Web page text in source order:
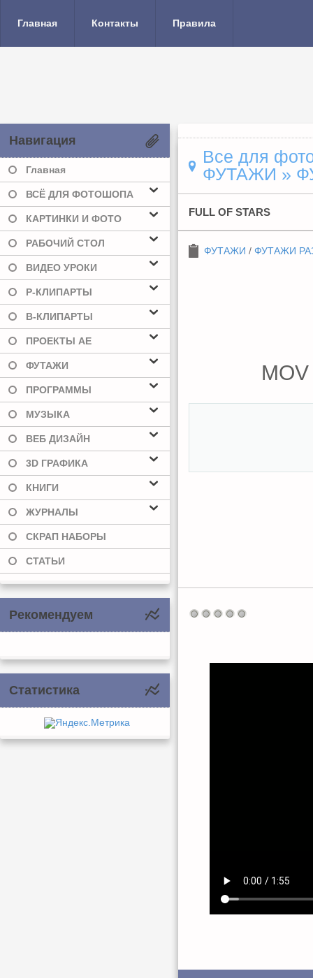
Главная Контакты Правила
Навигация
Главная
ВСЁ ДЛЯ ФОТОШОПА
КАРТИНКИ И ФОТО
РАБОЧИЙ СТОЛ
ВИДЕО УРОКИ
Р-КЛИПАРТЫ
В-КЛИПАРТЫ
ПРОЕКТЫ AE
ФУТАЖИ
ПРОГРАММЫ
МУЗЫКА
ВЕБ ДИЗАЙН
3D ГРАФИКА
КНИГИ
ЖУРНАЛЫ
СКРАП НАБОРЫ
СТАТЬИ
Рекомендуем
Статистика
Все для
ФУТАЖИ »
FULL OF STARS
ФУТАЖИ / ФУТАЖИ